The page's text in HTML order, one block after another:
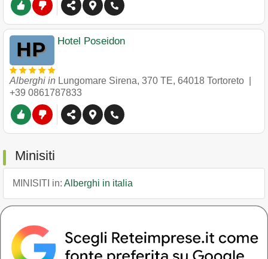
Hotel Poseidon
Alberghi in Lungomare Sirena, 370 TE, 64018 Tortoreto
+39 0861787833
Minisiti
MINISITI in: Alberghi in italia